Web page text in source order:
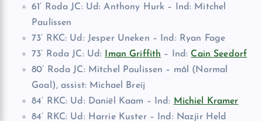
61’ Roda JC: Ud: Anthony Hurk – Ind: Mitchel
Paulissen
73’ RKC: Ud: Jesper Uneken – Ind: Ryan Fage
73’ Roda JC: Ud: Iman Griffith – Ind: Cain Seedorf
80’ Roda JC: Mitchel Paulissen – mål (Normal
Goal), assist: Michael Breij
84’ RKC: Ud: Daniël Kaam – Ind: Michiel Kramer
84’ RKC: Ud: Harrie Kuster – Ind: Nazjir Held